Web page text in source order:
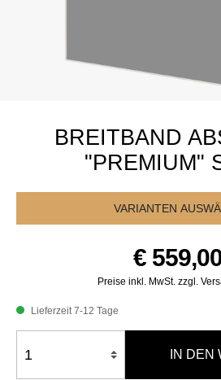
BREITBAND
"PREMIUM"
VARIANTEN
€
Preise inkl. MwSt. zzgl.
Lieferzeit 7-12 Tage
IN DEN